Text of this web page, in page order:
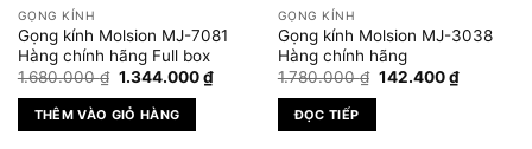
GỌNG KÍNH
Gọng kính Molsion MJ-7081
Hàng chính hãng Full box
1.680.000₫ Giá
là:
1.680.000 ₫.
1.344.000₫Giá
hiện
1.344.000 ₫.
THÊM VÀO GIỎ HÀNG
GỌNG KÍNH
Gọng kính Molsion MJ-3038
Hàng chính hãng
1.780.000₫ Giá
142.400₫Giá
hiện
ĐỌC TIẾP